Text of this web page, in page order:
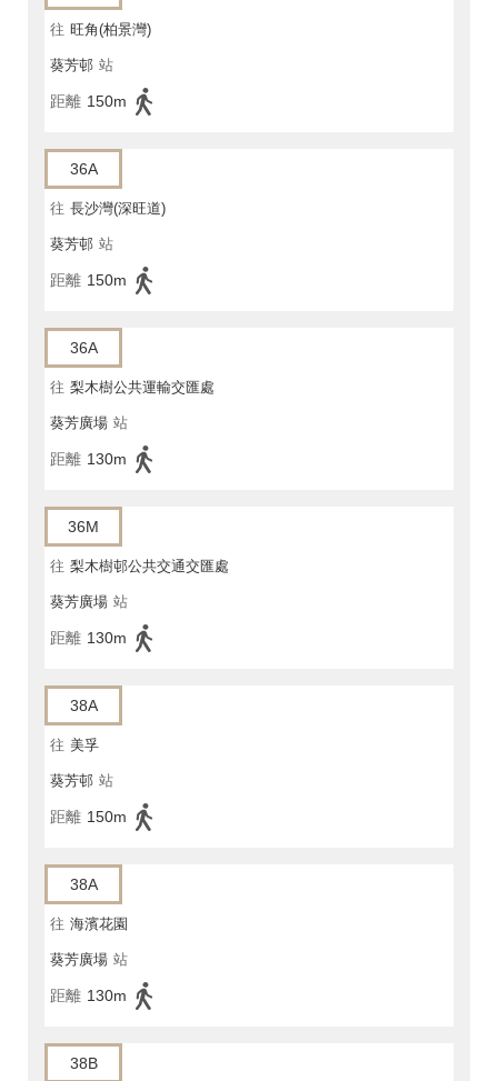
往 旺角(柏景灣)
葵芳邨 站
距離 150m
36A
往 長沙灣(深旺道)
葵芳邨 站
距離 150m
36A
往 梨木樹公共運輸交匯處
葵芳廣場 站
距離 130m
36M
往 梨木樹邨公共交通交匯處
葵芳廣場 站
距離 130m
38A
往 美孚
葵芳邨 站
距離 150m
38A
往 海濱花園
葵芳廣場 站
距離 130m
38B